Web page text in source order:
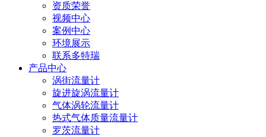
资质荣誉
视频中心
案例中心
环境展示
联系多特瑞
产品中心
涡街流量计
旋进旋涡流量计
气体涡轮流量计
热式气体质量流量计
罗茨流量计